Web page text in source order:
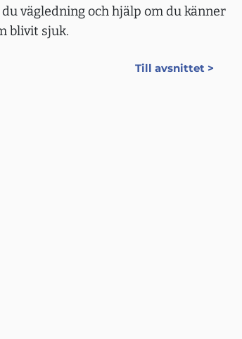
vägledning och hjälp om du känner
blivit sjuk.
Till avsnittet >